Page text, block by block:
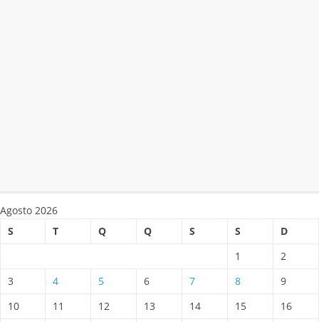
Agosto 2026
S
T Q Q S S
D
1
2
3
4 5 6 7 8
9
10
11 12 13 14 15
16